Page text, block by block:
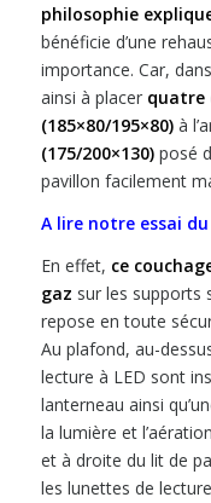
philosophie
bénéficie d’une
importance. Car,
ainsi à placer quatre
(185×80/195×80)à
(175/200×130)posé
pavillon facilement
A lire notre essai
En effet, ce
gaz sur les supports
repose en toute
Au plafond, au-
lecture à LED sont
lanterneau ainsi
la lumière et
et à droite du lit de
les lunettes de